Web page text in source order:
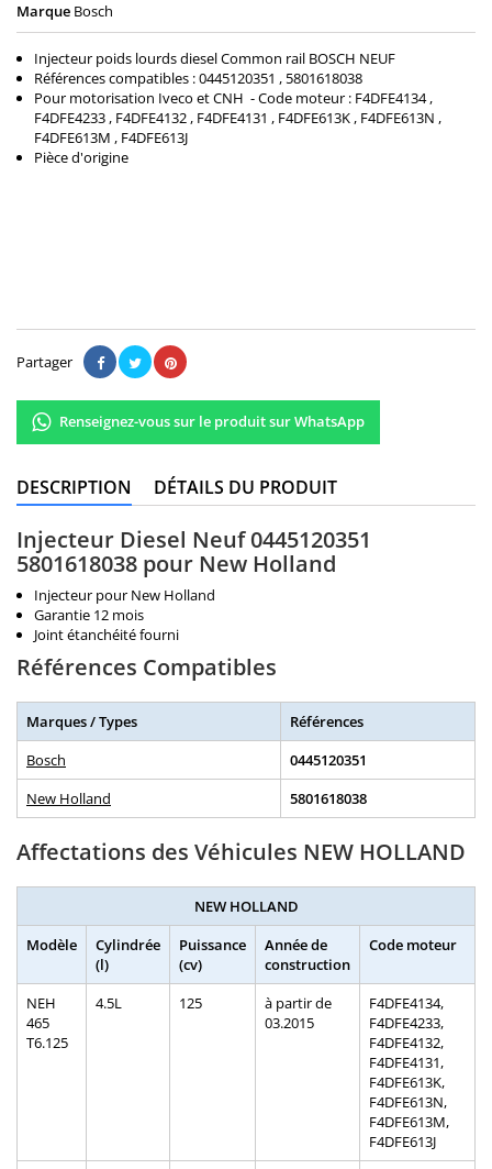
Marque Bosch
Injecteur poids lourds diesel Common rail BOSCH NEUF
Références compatibles : 0445120351 , 5801618038
Pour motorisation Iveco et CNH - Code moteur : F4DFE4134 ,
F4DFE4233 , F4DFE4132 , F4DFE4131 , F4DFE613K , F4DFE613N ,
F4DFE613M , F4DFE613J
Pièce d'origine
Partager
Renseignez-vous sur le produit sur WhatsApp
DESCRIPTION DÉTAILS DU PRODUIT
Injecteur Diesel Neuf 0445120351
5801618038 pour New Holland
Injecteur pour New Holland
Garantie 12 mois
Joint étanchéité fourni
Références Compatibles
Marques / Types
Références
Bosch
0445120351
New Holland
5801618038
Affectations des Véhicules NEW HOLLAND
NEW HOLLAND
Modèle
Cylindrée
(l)
Puissance
(cv)
Année de
construction
Code moteur
NEH
465
T6.125
4.5L 125
à partir de
03.2015
F4DFE4134,
F4DFE4233,
F4DFE4132,
F4DFE4131,
F4DFE613K,
F4DFE613N,
F4DFE613M,
F4DFE613J